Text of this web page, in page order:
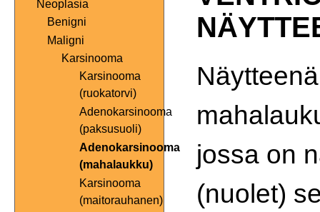
Neoplasia
Benigni
Maligni
Karsinooma
Karsinooma
(ruokatorvi)
Adenokarsinooma
(paksusuoli)
Adenokarsinooma
(mahalaukku)
Karsinooma
(maitorauhanen)
jossa on
(nuolet)